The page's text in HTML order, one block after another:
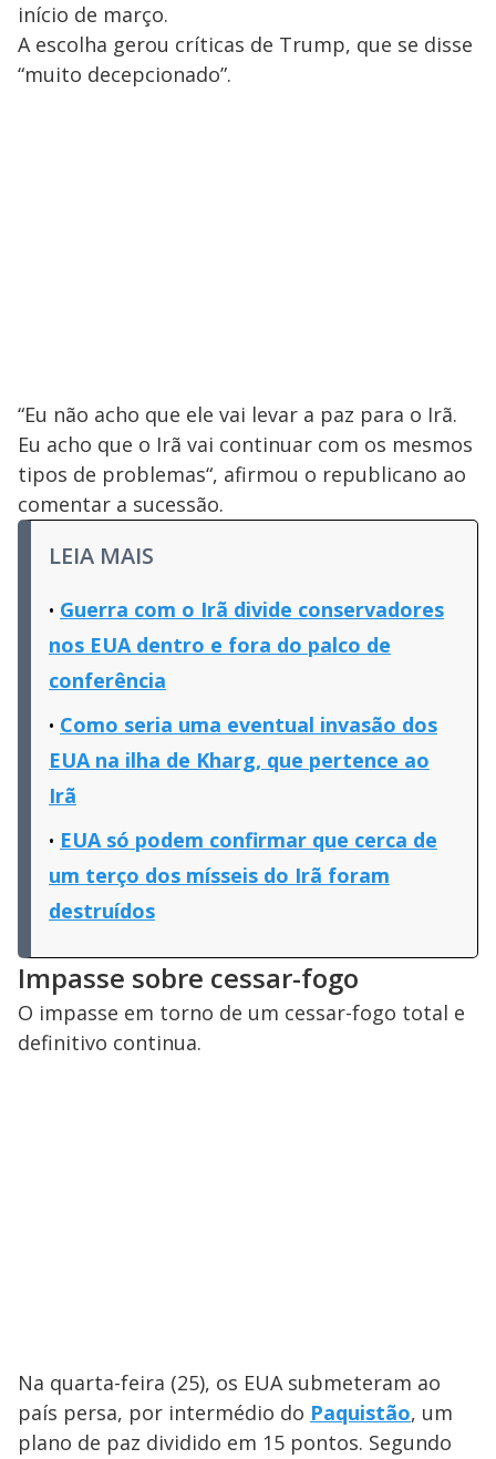
início de março.
A escolha gerou críticas de Trump, que se disse
“muito decepcionado”.
“Eu não acho que ele vai levar a paz para o Irã.
Eu acho que o Irã vai continuar com os mesmos
tipos de problemas“, afirmou o republicano ao
comentar a sucessão.
LEIA MAIS
Guerra com o Irã divide conservadores
nos EUA dentro e fora do palco de
conferência
Como seria uma eventual invasão dos
EUA na ilha de Kharg, que pertence ao
Irã
EUA só podem confirmar que cerca de
um terço dos mísseis do Irã foram
destruídos
Impasse sobre cessar-fogo
O impasse em torno de um cessar-fogo total e
definitivo continua.
Na quarta-feira (25), os EUA submeteram ao
país persa, por intermédio do Paquistão, um
plano de paz dividido em 15 pontos. Segundo